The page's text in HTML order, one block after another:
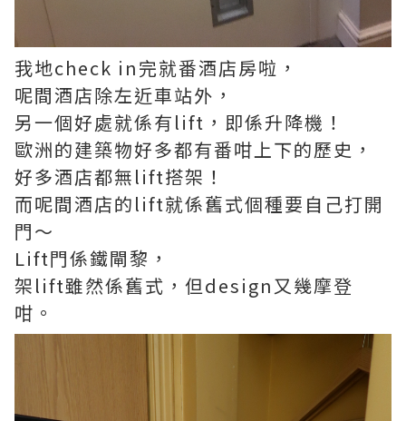
我地check in完就番酒店房啦，
呢間酒店除左近車站外，
另一個好處就係有lift，即係升降機！
歐洲的建築物好多都有番咁上下的歷史，
好多酒店都無lift搭架！
而呢間酒店的lift就係舊式個種要自己打開
門～
Lift門係鐵閘黎，
架lift雖然係舊式，但design又幾摩登
咁。